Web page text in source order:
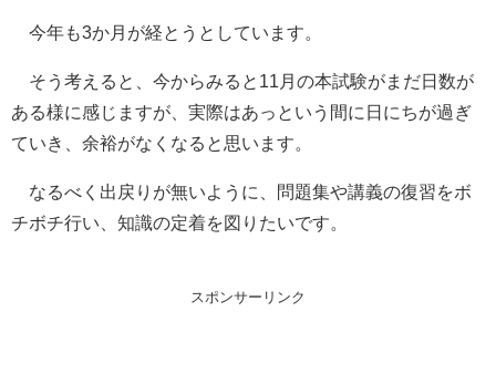
今年も3か月が経とうとしています。
そう考えると、今からみると11月の本試験がまだ日数が
ある様に感じますが、実際はあっという間に日にちが過ぎ
ていき、余裕がなくなると思います。
なるべく出戻りが無いように、問題集や講義の復習をボ
チボチ行い、知識の定着を図りたいです。
スポンサーリンク